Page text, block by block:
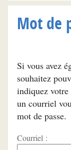
Mot de
Si vous avez
souhaitez
indiquez votre
un courriel
mot de passe.
Courriel :